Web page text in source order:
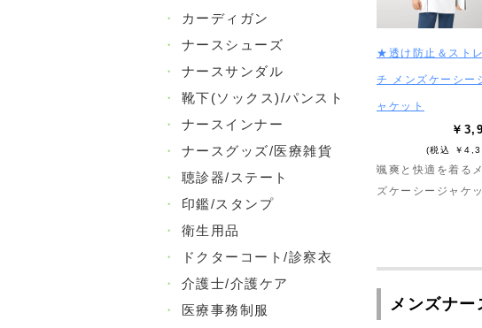
・
カーディガン
・
ナースシューズ
・
ナースサンダル
・
靴下(ソックス)/パンスト
・
ナースインナー
・
ナースグッズ/医療雑貨
・
聴診器/ステート
・
印鑑/スタンプ
・
衛生用品
・
ドクターコート/診察衣
・
介護士/介護ケア
・
医療事務制服
★透け防止＆スト
チ メンズケーシー
ャケット
￥
(税込 ￥
颯爽と快適を着る
ズケーシージャケ
メンズナー